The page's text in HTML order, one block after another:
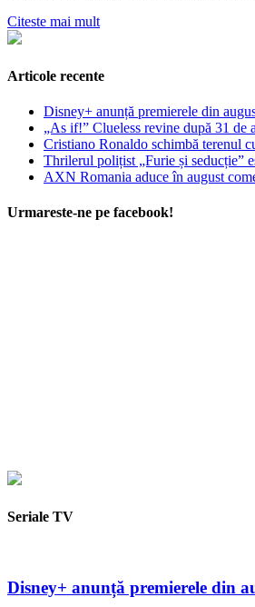
Citeste mai mult
Articole recente
Disney+ anunță premierele din
„As if!” Clueless revine după 31
Cristiano Ronaldo schimbă terenul
Thrilerul polițist „Furie și seducție”
AXN Romania aduce în august
Urmareste-ne pe facebook!
Seriale TV
Disney+ anunță premierele din